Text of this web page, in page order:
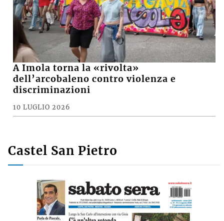
A Imola torna la «rivolta»
dell’arcobaleno contro violenza e
discriminazioni
10 LUGLIO 2026
Castel San Pietro